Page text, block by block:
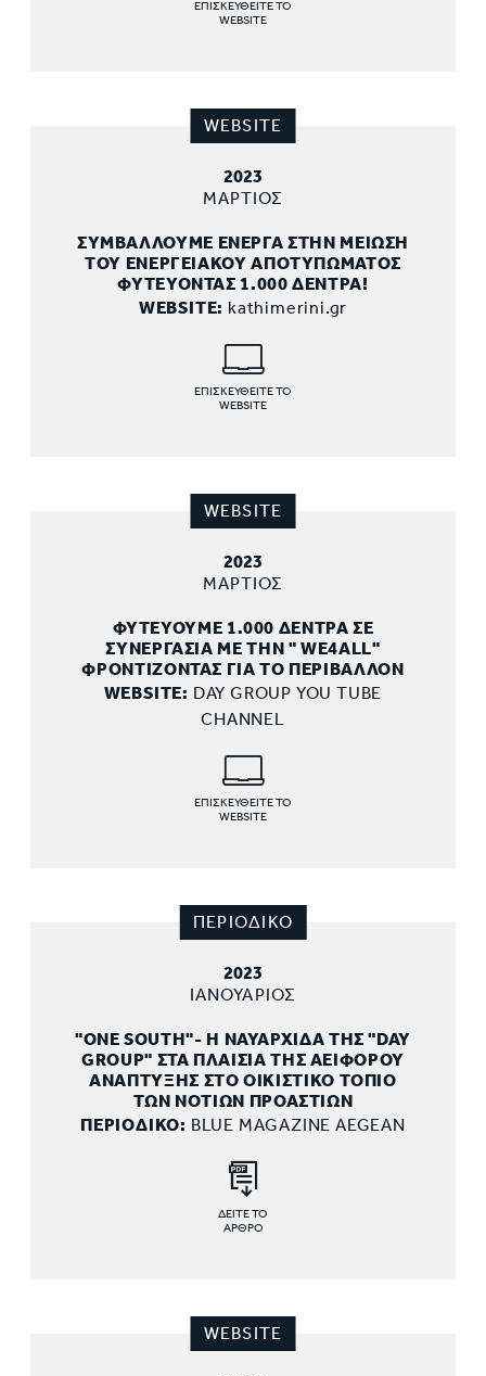
ΕΠΙΣΚΕΥΘΕΙΤΕ ΤΟ
WEBSITE
WEBSITE
2023
ΜΑΡΤΙΟΣ
ΣΥΜΒΑΛΛΟΥΜΕ ΕΝΕΡΓΑ ΣΤΗΝ ΜΕΙΩΣΗ
ΤΟΥ ΕΝΕΡΓΕΙΑΚΟΥ ΑΠΟΤΥΠΩΜΑΤΟΣ
ΦΥΤΕΥΟΝΤΑΣ 1.000 ΔΕΝΤΡΑ!
WEBSITE: kathimerini.gr
ΕΠΙΣΚΕΥΘΕΙΤΕ ΤΟ
WEBSITE
WEBSITE
2023
ΜΑΡΤΙΟΣ
ΦΥΤΕΥΟΥΜΕ 1.000 ΔΕΝΤΡΑ ΣΕ
ΣΥΝΕΡΓΑΣΙΑ ΜΕ ΤΗΝ " WE4ALL"
ΦΡΟΝΤΙΖΟΝΤΑΣ ΓΙΑ ΤΟ ΠΕΡΙΒΑΛΛΟΝ
WEBSITE: DAY GROUP YOU TUBE
CHANNEL
ΕΠΙΣΚΕΥΘΕΙΤΕ ΤΟ
WEBSITE
ΠΕΡΙΟΔΙΚΟ
2023
ΙΑΝΟΥΑΡΙΟΣ
"ONE SOUTH"- Η ΝΑΥΑΡΧΙΔΑ ΤΗΣ "DAY
GROUP" ΣΤΑ ΠΛΑΙΣΙΑ ΤΗΣ ΑΕΙΦΟΡΟΥ
ΑΝΑΠΤΥΞΗΣ ΣΤΟ ΟΙΚΙΣΤΙΚΟ ΤΟΠΙΟ
ΤΩΝ ΝΟΤΙΩΝ ΠΡΟΑΣΤΙΩΝ
ΠΕΡΙΟΔΙΚΟ: BLUE MAGAZINE AEGEAN
ΔΕΙΤΕ ΤΟ
ΑΡΘΡΟ
WEBSITE